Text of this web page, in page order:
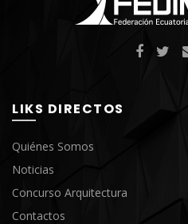
LIKS DIRECTOS
Quiénes Somos
Noticias
Concurso Arquitectura
Contactos